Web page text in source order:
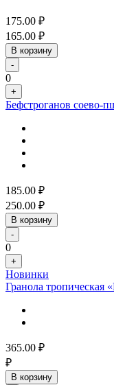
175.00 ₽
165.00 ₽
В корзину
-
0
+
Бефстроганов соево-
185.00 ₽
250.00 ₽
В корзину
-
0
+
Новинки
Гранола тропическая
365.00 ₽
₽
В корзину